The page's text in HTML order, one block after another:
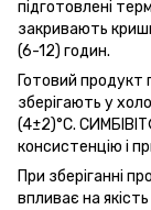
підготовлені
закривають
(6-12) годин.
Готовий продукт
зберігають у
(4±2)°С.
консистенцію і
При зберіганні
впливає на